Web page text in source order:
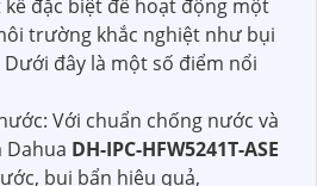
đặc biệt để hoạt động một
trường khắc nghiệt như bụi
đây là một số điểm nổi
Với chuẩn chống nước và
Dahua DH-IPC-HFW5241T-ASE
bụi bẩn hiệu quả,